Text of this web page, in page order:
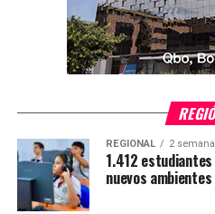
REGIONAL 2
1.412
nuevos